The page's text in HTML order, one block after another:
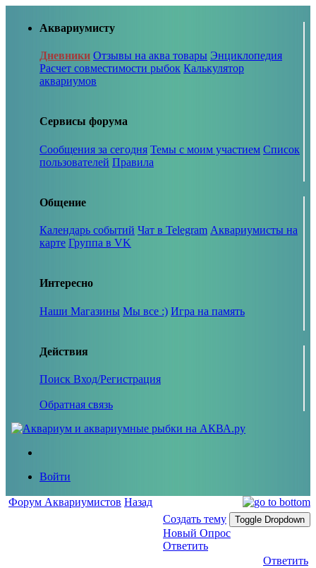
Аквариумисту
Дневники Отзывы на аква товары Энциклопедия
Расчет совместимости рыбок Калькулятор
аквариумов
Сервисы форума
Сообщения за сегодня Темы с моим участием Список
пользователей Правила
Общение
Календарь событий Чат в Telegram Аквариумисты на
карте Группа в VK
Интересно
Наши Магазины Мы все :) Игра на память
Действия
Поиск Вход/Регистрация
Обратная связь
Войти
Форум Аквариумистов Назад
Создать тему
Toggle Dropdown
Новый Опрос
Ответить
Ответить